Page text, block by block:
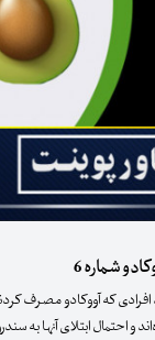
شماره 6
که آووکادو مصرف
و احتمال ابتلای آنها به